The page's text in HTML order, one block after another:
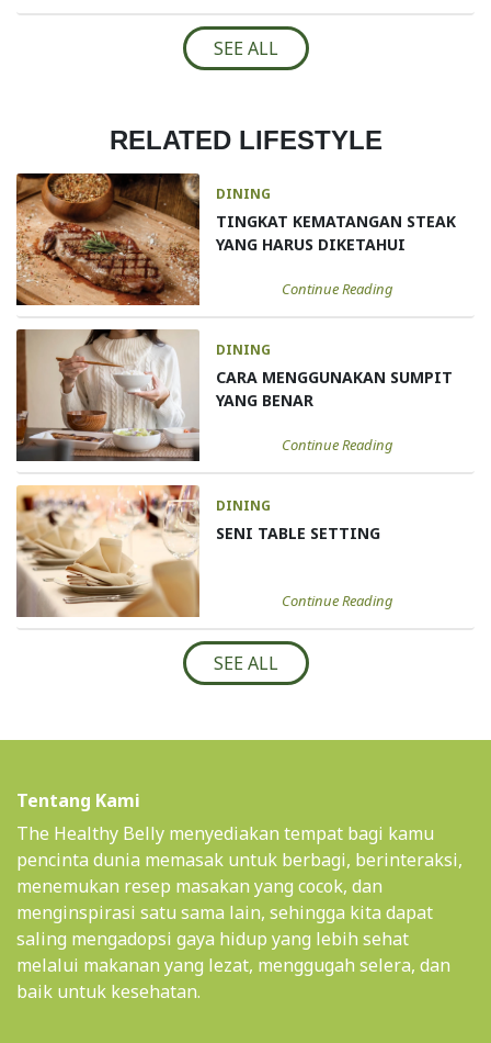
SEE ALL
RELATED LIFESTYLE
DINING
TINGKAT KEMATANGAN STEAK
YANG HARUS DIKETAHUI
Continue Reading
DINING
CARA MENGGUNAKAN SUMPIT
YANG BENAR
Continue Reading
DINING
SENI TABLE SETTING
Continue Reading
SEE ALL
Tentang Kami
The Healthy Belly menyediakan tempat bagi kamu
pencinta dunia memasak untuk berbagi, berinteraksi,
menemukan resep masakan yang cocok, dan
menginspirasi satu sama lain, sehingga kita dapat
saling mengadopsi gaya hidup yang lebih sehat
melalui makanan yang lezat, menggugah selera, dan
baik untuk kesehatan.